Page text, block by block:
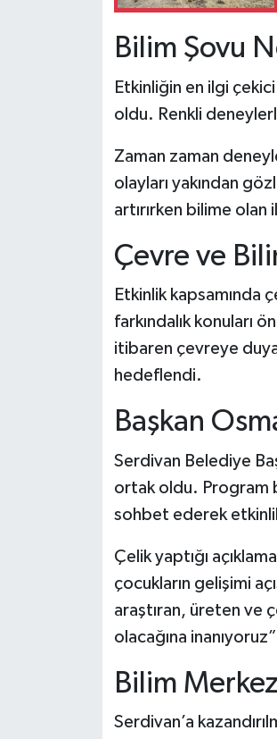
Bilim Şovu
Etkinliğin en ilgi
oldu. Renkli
Zaman zaman
olayları yakından
artırırken bilime
Çevre ve
Etkinlik kapsamında
farkındalık konuları
itibaren çevreye
hedeflendi.
Başkan
Serdivan Belediye
ortak oldu. Program
sohbet ederek
Çelik yaptığı
çocukların gelişimi
araştıran, üreten ve
olacağına
Bilim
Serdivan’a